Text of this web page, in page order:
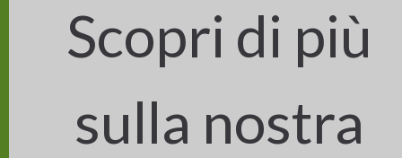
LIFE VITISOM
Gli obiettivi
Le azioni
Scopri di più
sulla nostra